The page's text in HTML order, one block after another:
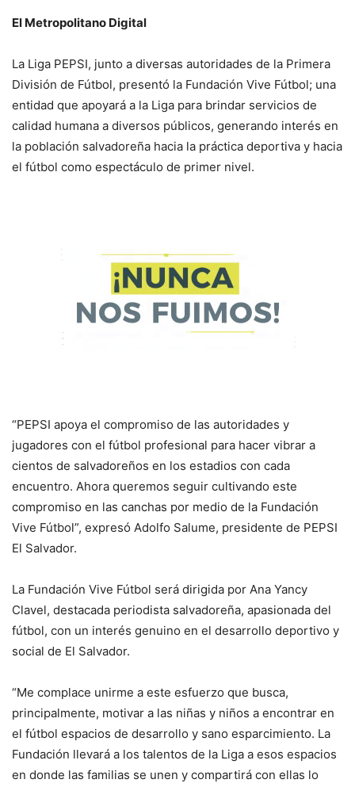
El Metropolitano Digital
La Liga PEPSI, junto a diversas autoridades de la Primera
División de Fútbol, presentó la Fundación Vive Fútbol; una
entidad que apoyará a la Liga para brindar servicios de
calidad humana a diversos públicos, generando interés en
la población salvadoreña hacia la práctica deportiva y hacia
el fútbol como espectáculo de primer nivel.
“PEPSI apoya el compromiso de las autoridades y
jugadores con el fútbol profesional para hacer vibrar a
cientos de salvadoreños en los estadios con cada
encuentro. Ahora queremos seguir cultivando este
compromiso en las canchas por medio de la Fundación
Vive Fútbol”, expresó Adolfo Salume, presidente de PEPSI
El Salvador.
La Fundación Vive Fútbol será dirigida por Ana Yancy
Clavel, destacada periodista salvadoreña, apasionada del
fútbol, con un interés genuino en el desarrollo deportivo y
social de El Salvador.
“Me complace unirme a este esfuerzo que busca,
principalmente, motivar a las niñas y niños a encontrar en
el fútbol espacios de desarrollo y sano esparcimiento. La
Fundación llevará a los talentos de la Liga a esos espacios
en donde las familias se unen y compartirá con ellas lo